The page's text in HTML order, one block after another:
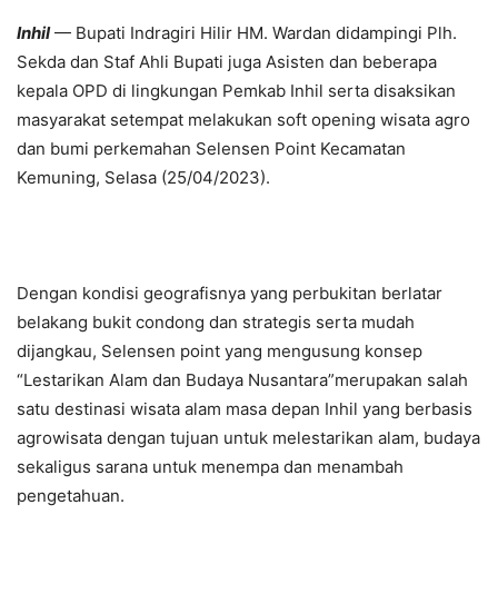
Inhil— Bupati Indragiri Hilir HM. Wardan didampingi Plh.
Sekda dan Staf Ahli Bupati juga Asisten dan beberapa
kepala OPD di lingkungan Pemkab Inhil serta disaksikan
masyarakat setempat melakukan soft opening wisata agro
dan bumi perkemahan Selensen Point Kecamatan
Kemuning, Selasa (25/04/2023).
Dengan kondisi geografisnya yang perbukitan berlatar
belakang bukit condong dan strategis serta mudah
dijangkau, Selensen point yang mengusung konsep
“Lestarikan Alam dan Budaya Nusantara”merupakan salah
satu destinasi wisata alam masa depan Inhil yang berbasis
agrowisata dengan tujuan untuk melestarikan alam, budaya
sekaligus sarana untuk menempa dan menambah
pengetahuan.